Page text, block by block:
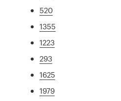
520
1355
1223
293
1625
1979